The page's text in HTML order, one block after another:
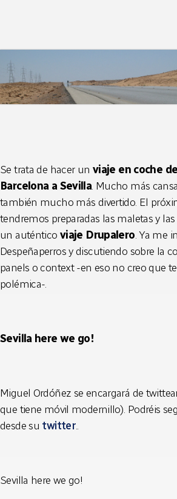
Se trata de hacer un viaje en coche
Barcelona a Sevilla. Mucho más
también mucho más divertido. El
tendremos preparadas las maletas y
un auténtico viaje Drupalero. Ya me
Despeñaperros y discutiendo sobre la
panels o context -en eso no creo que
polémica-.
Sevilla here we go!
Miguel Ordóñez se encargará de
que tiene móvil modernillo). Podréis
desde su twitter..
Sevilla here we go!